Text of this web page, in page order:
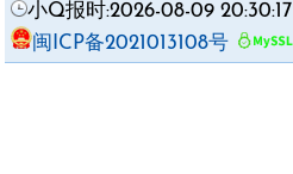
小Q报时:2026-08-09 20:30:17
闽ICP备2021013108号